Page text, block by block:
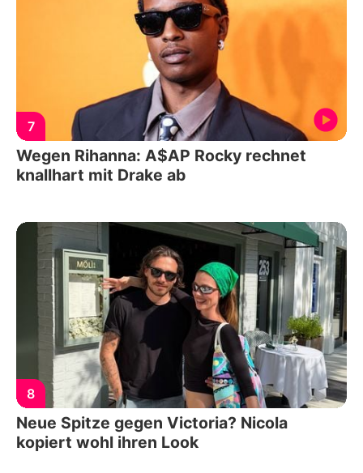
7
Wegen Rihanna: A$AP Rocky rechnet
knallhart mit Drake ab
8
Neue Spitze gegen Victoria? Nicola
kopiert wohl ihren Look